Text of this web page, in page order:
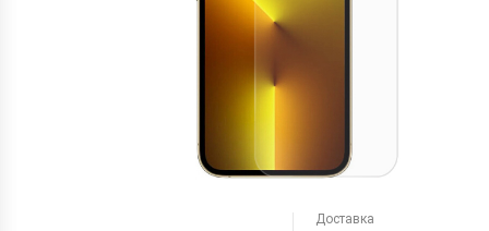
Доставка